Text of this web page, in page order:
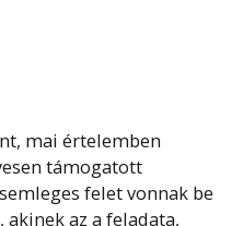
mai értelemben
támogatott
felet vonnak be
az a feladata,